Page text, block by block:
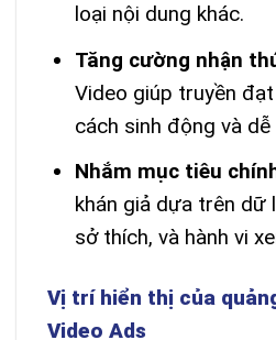
loại nội dung khác.
Tăng cường nhận
Video giúp truyền
cách sinh động và dễ
Nhắm mục tiêu
khán giả dựa trên dữ
sở thích, và hành vi
Vị trí hiển thị của
Video Ads